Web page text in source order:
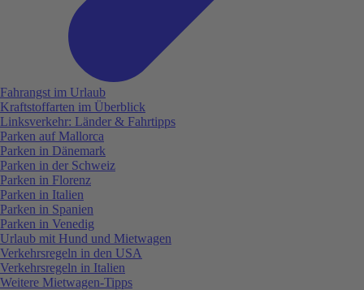
Fahrangst im Urlaub
Kraftstoffarten im Überblick
Linksverkehr: Länder & Fahrtipps
Parken auf Mallorca
Parken in Dänemark
Parken in der Schweiz
Parken in Florenz
Parken in Italien
Parken in Spanien
Parken in Venedig
Urlaub mit Hund und Mietwagen
Verkehrsregeln in den USA
Verkehrsregeln in Italien
Weitere Mietwagen-Tipps